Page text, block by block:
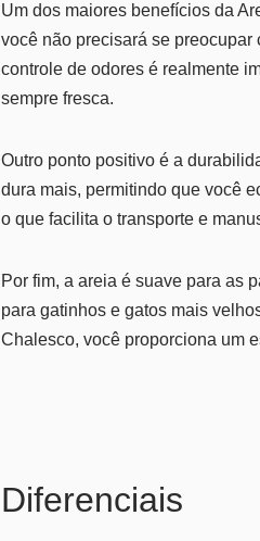
Um dos maiores benefícios da
você não precisará se preocupar
controle de odores é realmente
sempre fresca.
Outro ponto positivo é a
dura mais, permitindo que você
o que facilita o transporte e
Por fim, a areia é suave para as
para gatinhos e gatos mais
Chalesco, você proporciona um
Diferenciais